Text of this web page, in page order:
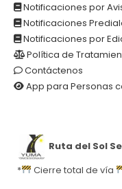
Notificaciones por
Notificaciones
Notificaciones por
Política de
Contáctenos
App para Personas
Ruta del Sol
* Cierre total de vía